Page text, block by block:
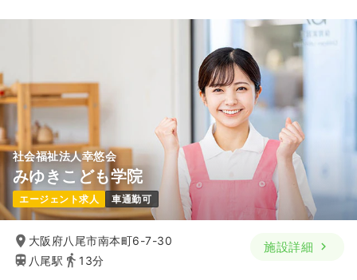
社会福祉法人幸悠会
みゆきこども学院
エージェント求人 車通勤可
大阪府八尾市南本町6-7-30
八尾駅
13分
施設詳細